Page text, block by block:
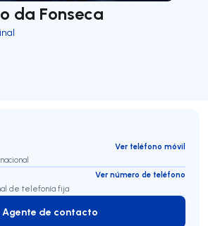
da Fonseca
Ver teléfono móvil
Ver número de teléfono
de telefonía fija
Agente de contacto
Agente de contacto